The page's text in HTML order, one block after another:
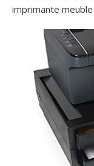
imprimante